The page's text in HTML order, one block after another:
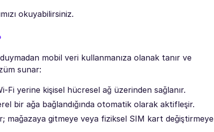
okuyabilirsiniz.
mobil veri kullanmanıza olanak tanır ve
sunar:
Fi yerine kişisel hücresel ağ üzerinden sağlanır.
bir ağa bağlandığında otomatik olarak aktifleşir.
mağazaya gitmeye veya fiziksel SIM kart değiştirmeye